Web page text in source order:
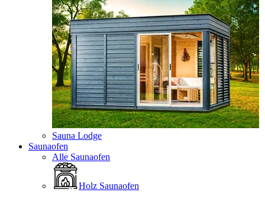
Sauna Lodge
Saunaofen
Alle Saunaofen
Holz Saunaofen